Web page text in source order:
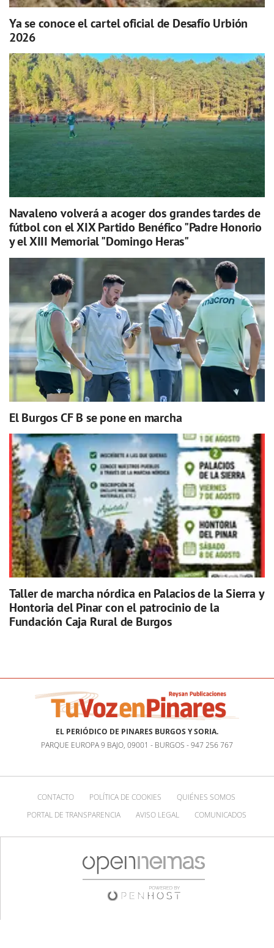
Ya se conoce el cartel oficial de Desafío Urbión
2026
Navaleno volverá a acoger dos grandes tardes de
fútbol con el XIX Partido Benéfico "Padre Honorio
y el XIII Memorial "Domingo Heras"
El Burgos CF B se pone en marcha
Taller de marcha nórdica en Palacios de la Sierra y
Hontoria del Pinar con el patrocinio de la
Fundación Caja Rural de Burgos
EL PERIÓDICO DE PINARES BURGOS Y SORIA.
PARQUE EUROPA 9 BAJO, 09001 - BURGOS - 947 256 767
CONTACTO POLÍTICA DE COOKIES
QUIÉNES SOMOS
PORTAL DE TRANSPARENCIA
AVISO LEGAL COMUNICADOS